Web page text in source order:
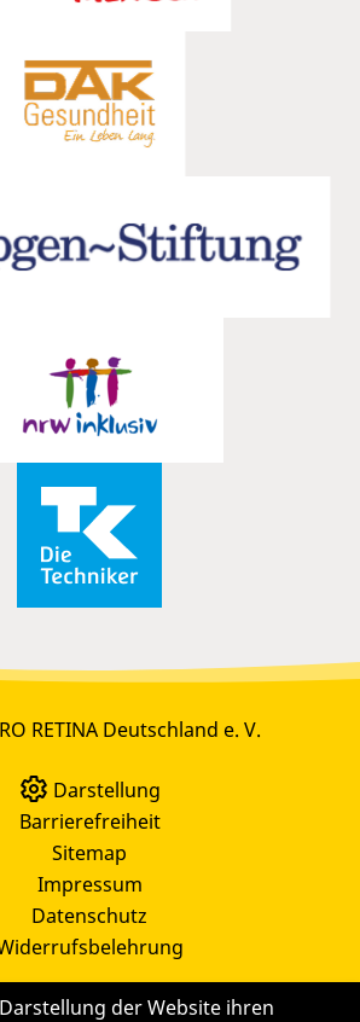
der Website ihren
RETINA Deutschland e. V.
Darstellung
Barrierefreiheit
Sitemap
Impressum
Datenschutz